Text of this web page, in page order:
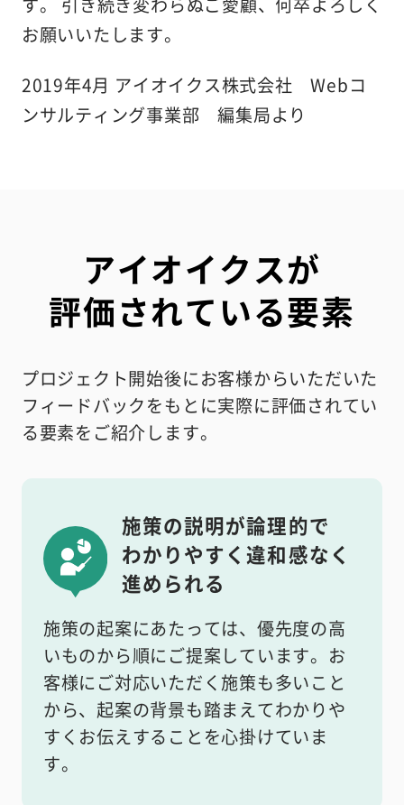
お願いいたします。
2019年4月 アイオイクス株式会社 Webコ
ンサルティング事業部 編集局より
アイオイクスが
評価されている要素
プロジェクト開始後にお客様からいただいた
フィードバックをもとに実際に評価されてい
る要素をご紹介します。
施策の説明が論理的で
わかりやすく違和感なく
進められる
施策の起案にあたっては、優先度の高
いものから順にご提案しています。お
客様にご対応いただく施策も多いこと
から、起案の背景も踏まえてわかりや
すくお伝えすることを心掛けていま
す。